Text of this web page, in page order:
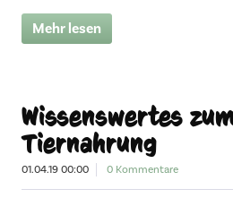
Mehr lesen
Wissenswertes
Tiernahrung
01.04.19 00:00 0 Kommentare